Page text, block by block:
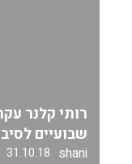
רותי קלנר
שבועיים
shani
31.10.18